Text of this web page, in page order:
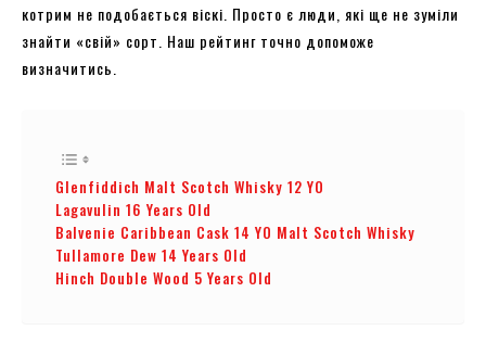
котрим не подобається віскі. Просто є люди, які ще не зуміли
знайти «свій» сорт. Наш рейтинг точно допоможе
визначитись.
Glenfiddich Malt Scotch Whisky 12 YO
Lagavulin 16 Years Old
Balvenie Caribbean Cask 14 YO Malt Scotch Whisky
Tullamore Dew 14 Years Old
Hinch Double Wood 5 Years Old